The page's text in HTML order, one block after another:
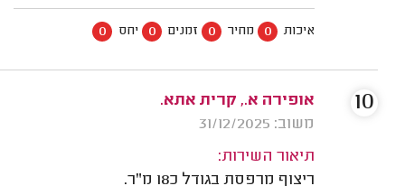
איכות 0 מחיר 0 זמנים 0 יחס 0
אופירה א., קרית אתא.
משוב: 31/12/2025
תיאור השירות:
ריצוף מרפסת בגודל כ18 מ"ר.
10